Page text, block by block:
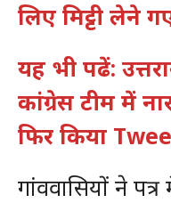
लिए मिट्टी लेने
यह भी पढें:
कांग्रेस टीम में
फिर किया
गांववासियों ने